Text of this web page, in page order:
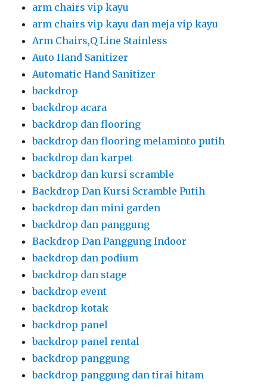
arm chairs vip kayu
arm chairs vip kayu dan meja vip kayu
Arm Chairs,Q Line Stainless
Auto Hand Sanitizer
Automatic Hand Sanitizer
backdrop
backdrop acara
backdrop dan flooring
backdrop dan flooring melaminto putih
backdrop dan karpet
backdrop dan kursi scramble
Backdrop Dan Kursi Scramble Putih
backdrop dan mini garden
backdrop dan panggung
Backdrop Dan Panggung Indoor
backdrop dan podium
backdrop dan stage
backdrop event
backdrop kotak
backdrop panel
backdrop panel rental
backdrop panggung
backdrop panggung dan tirai hitam